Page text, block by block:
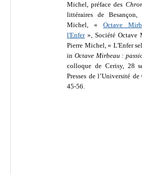
Michel, préface des
littéraires de
Michel, « Octave
l'Enfer», Société Octave
Pierre Michel, « L'Enfer
in Octave Mirbeau :
colloque de Cerisy, 28
Presses de l’Université de
45-56.